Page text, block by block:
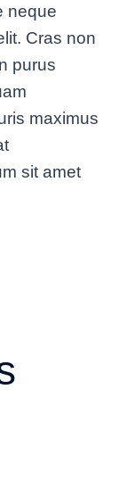
neque
Cras non
purus
maximus
sit amet